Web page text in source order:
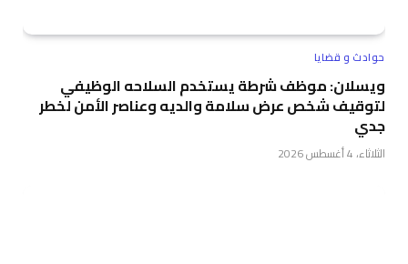
حوادث و قضايا
ويسلان: موظف شرطة يستخدم السلاحه الوظيفي
لتوقيف شخص عرض سلامة والديه وعناصر الأمن لخطر
جدي
الثلاثاء، 4 أغسطس 2026